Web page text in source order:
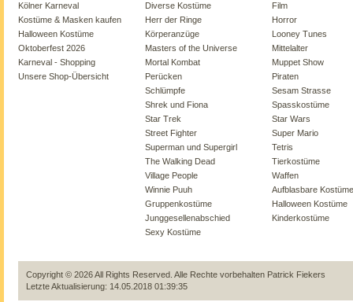
Kölner Karneval
Kostüme & Masken kaufen
Halloween Kostüme
Oktoberfest 2026
Karneval - Shopping
Unsere Shop-Übersicht
Diverse Kostüme
Film
Herr der Ringe
Horror
Körperanzüge
Looney Tunes
Masters of the Universe
Mittelalter
Mortal Kombat
Muppet Show
Perücken
Piraten
Schlümpfe
Sesam Strasse
Shrek und Fiona
Spasskostüme
Star Trek
Star Wars
Street Fighter
Super Mario
Superman und Supergirl
Tetris
The Walking Dead
Tierkostüme
Village People
Waffen
Winnie Puuh
Aufblasbare Kostüme
Gruppenkostüme
Halloween Kostüme
Junggesellenabschied
Kinderkostüme
Sexy Kostüme
Copyright © 2026 All Rights Reserved. Alle Rechte vorbehalten Patrick Fiekers
Letzte Aktualisierung: 14.05.2018 01:39:35